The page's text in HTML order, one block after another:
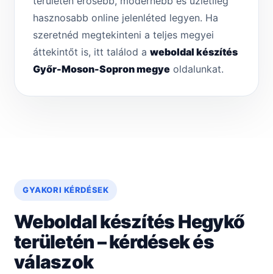
hasznosabb online jelenléted legyen. Ha
szeretnéd megtekinteni a teljes megyei
áttekintőt is, itt találod a weboldal készítés
Győr-Moson-Sopron megye oldalunkat.
GYAKORI KÉRDÉSEK
Weboldal készítés Hegykő
területén – kérdések és
válaszok